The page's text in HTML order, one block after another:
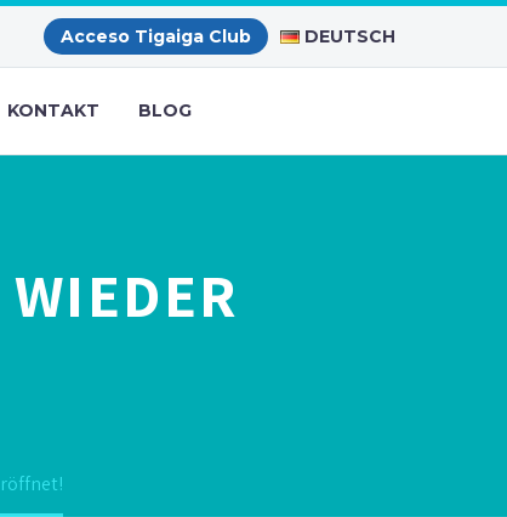
Acceso Tigaiga Club DEUTSCH
KONTAKT BLOG